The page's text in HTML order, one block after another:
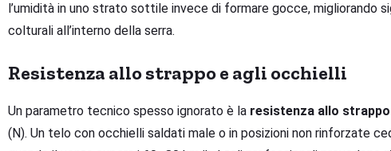
l’umidità in uno strato sottile invece di formare gocce, migliorando
colturali all’interno della serra.
Resistenza allo strappo e agli occhielli
Un parametro tecnico spesso ignorato è la resistenza allo
(N). Un telo con occhielli saldati male o in posizioni non rinforzate